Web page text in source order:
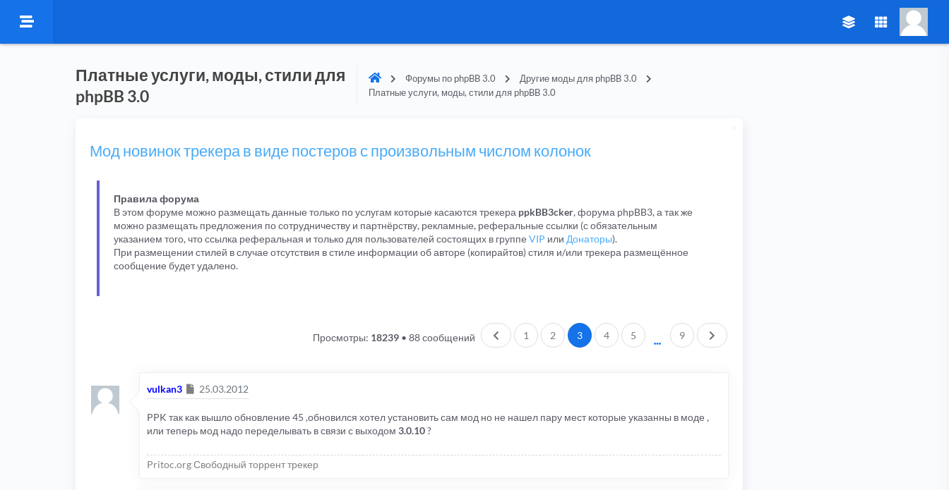
Платные услуги, моды, стили для
phpBB 3.0
Форумы по phpBB 3.0
Другие моды для phpBB 3.0
Платные услуги, моды, стили для phpBB 3.0
Мод новинок трекера в виде постеров с произвольным числом колонок
Правила форума
В этом форуме можно размещать данные только по услугам которые касаются трекера ppkBB3cker, форума phpBB3, а так же
можно размещать предложения по сотрудничеству и партнёрству, рекламные, реферальные ссылки (с обязательным
указанием того, что ссылка реферальная и только для пользователей состоящих в группе VIP или Донаторы).
При размещении стилей в случае отсутствия в стиле информации об авторе (копирайтов) стиля и/или трекера размещённое
сообщение будет удалено.
88 сообщений Пред.
1 2 3 4 5 9 След.
Просмотры: 18239•
vulkan3 Сообщение
25.03.2012
PPK так как вышло обновление 45 ,обновился хотел установить сам мод но не нашел пару мест которые указанны в моде ,
или теперь мод надо переделывать в связи с выходом 3.0.10?
Pritoc.org Свободный торрент трекер